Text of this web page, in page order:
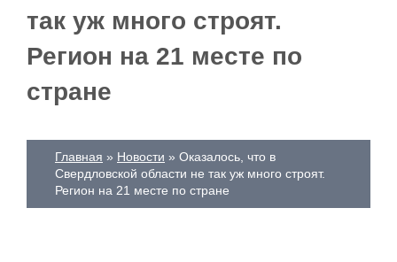
так уж много строят.
Регион на 21 месте по
стране
Главная Новости
Оказалось, что в
Свердловской области не так уж много строят.
Регион на 21 месте по стране